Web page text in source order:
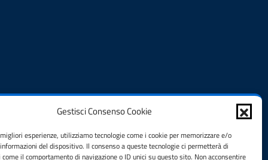
Gestisci Consenso Cookie
esperienze, utilizziamo tecnologie come i cookie per memorizzare e/o
del dispositivo. Il consenso a queste tecnologie ci permetterà di
il comportamento di navigazione o ID unici su questo sito. Non acconsentire